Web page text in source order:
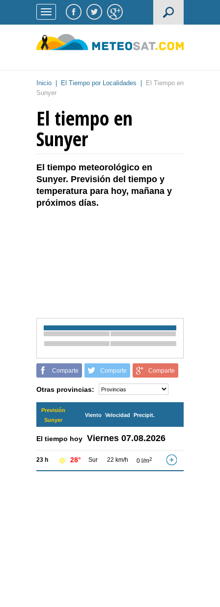
Inicio El Tiempo por Localidades
El Tiempo en
Sunyer
El tiempo en
Sunyer
El tiempo meteorológico en
Sunyer. Previsión del tiempo y
temperatura para hoy, mañana y
próximos días.
Comparte Comparte Comparte
Otras provincias:
Previsión
Sunyer
Viento Velocidad Precipit.
El tiempo hoy Viernes 07.08.2026
23 h 28° Sur 22 km/h 0 l/m2